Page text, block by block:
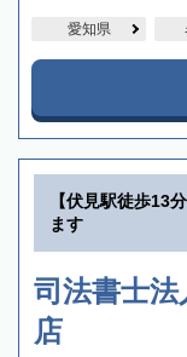
愛知県
【伏見駅徒歩13
ます
司法書士
店